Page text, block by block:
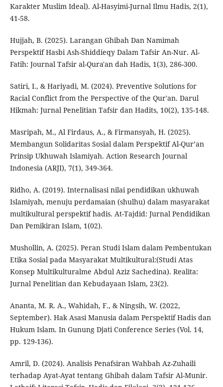
Karakter Muslim Ideal). Al-Hasyimi-Jurnal Ilmu Hadis, 2(1),
41-58.
Hujjah, B. (2025). Larangan Ghibah Dan Namimah
Perspektif Hasbi Ash-Shiddieqy Dalam Tafsir An-Nur. Al-
Fatih: Journal Tafsir al-Qura'an dah Hadis, 1(3), 286-300.
Satiri, I., & Hariyadi, M. (2024). Preventive Solutions for
Racial Conflict from the Perspective of the Qur'an. Darul
Hikmah: Jurnal Penelitian Tafsir dan Hadits, 10(2), 135-148.
Masripah, M., Al Firdaus, A., & Firmansyah, H. (2025).
Membangun Solidaritas Sosial dalam Perspektif Al-Qur’an
Prinsip Ukhuwah Islamiyah. Action Research Journal
Indonesia (ARJI), 7(1), 349-364.
Ridho, A. (2019). Internalisasi nilai pendidikan ukhuwah
Islamiyah, menuju perdamaian (shulhu) dalam masyarakat
multikultural perspektif hadis. At-Tajdid: Jurnal Pendidikan
Dan Pemikiran Islam, 1(02).
Mushollin, A. (2025). Peran Studi Islam dalam Pembentukan
Etika Sosial pada Masyarakat Multikultural:(Studi Atas
Konsep Multikulturalme Abdul Aziz Sachedina). Realita:
Jurnal Penelitian dan Kebudayaan Islam, 23(2).
Ananta, M. R. A., Wahidah, F., & Ningsih, W. (2022,
September). Hak Asasi Manusia dalam Perspektif Hadis dan
Hukum Islam. In Gunung Djati Conference Series (Vol. 14,
pp. 129-136).
Amril, D. (2024). Analisis Penafsiran Wahbah Az-Zuhaili
terhadap Ayat-Ayat tentang Ghibah dalam Tafsir Al-Munir.